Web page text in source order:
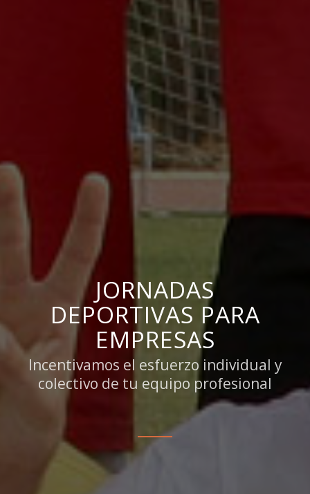
JORNADAS
DEPORTIVAS PARA
EMPRESAS
Incentivamos el esfuerzo individual y
colectivo de tu equipo profesional